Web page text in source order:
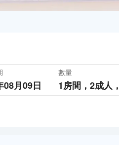
08月09日
數量
1房間， 2成人，